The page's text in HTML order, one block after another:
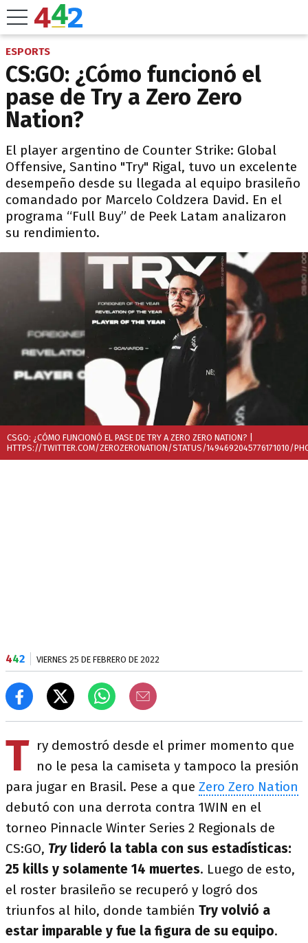
ESPORTS
CS:GO: ¿Cómo funcionó el
pase de Try a Zero Zero
Nation?
El player argentino de Counter Strike: Global
Offensive, Santino "Try" Rigal, tuvo un excelente
desempeño desde su llegada al equipo brasileño
comandado por Marcelo Coldzera David. En el
programa “Full Buy” de Peek Latam analizaron
su rendimiento.
CSGO: ¿CÓMO FUNCIONÓ EL PASE DE TRY A ZERO ZERO NATION?
HTTPS://TWITTER.COM/ZEROZERONATION/STATUS/1494692045776171010/
442 VIERNES 25 DE FEBRERO DE 2022
T ry demostró desde el primer momento que
no le pesa la camiseta y tampoco la presión
para jugar en Brasil. Pese a que Zero Zero Nation
debutó con una derrota contra 1WIN en el
torneo Pinnacle Winter Series 2 Regionals de
CS:GO, Trylideró la tabla con sus estadísticas:
25 kills y solamente 14 muertes. Luego de esto,
el roster brasileño se recuperó y logró dos
triunfos al hilo, donde también Try volvió a
estar imparable y fue la figura de su equipo.